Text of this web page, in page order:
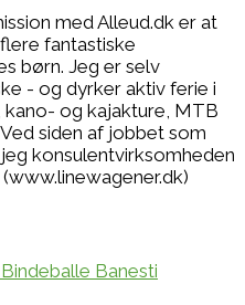
med Alleud.dk er at
fantastiske
børn. Jeg er selv
- og dyrker aktiv ferie i
kano- og kajakture, MTB
siden af jobbet som
konsulentvirksomheden